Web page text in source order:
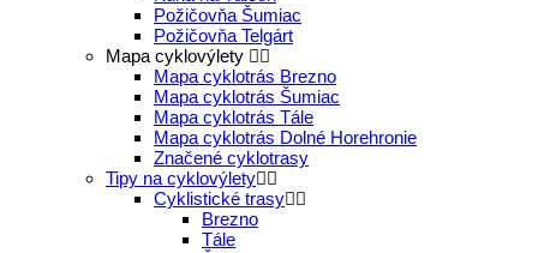
Požičovňa Šumiac
Požičovňa Telgárt
Mapa cyklovýlety
Mapa cyklotrás Brezno
Mapa cyklotrás Šumiac
Mapa cyklotrás Tále
Mapa cyklotrás Dolné Horehronie
Značené cyklotrasy
Tipy na cyklovýlety
Cyklistické trasy
Brezno
Tále